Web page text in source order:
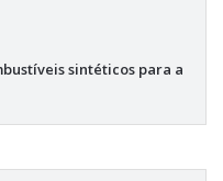
sintéticos para a